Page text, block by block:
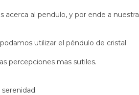
al pendulo, y por ende a nuestra
utilizar el péndulo de cristal
percepciones mas sutiles.